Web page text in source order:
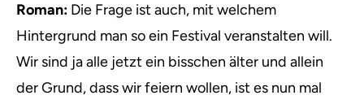
Roman: Die Frage ist auch, mit welchem
Hintergrund man so ein Festival veranstalten will.
Wir sind ja alle jetzt ein bisschen älter und allein
der Grund, dass wir feiern wollen, ist es nun mal